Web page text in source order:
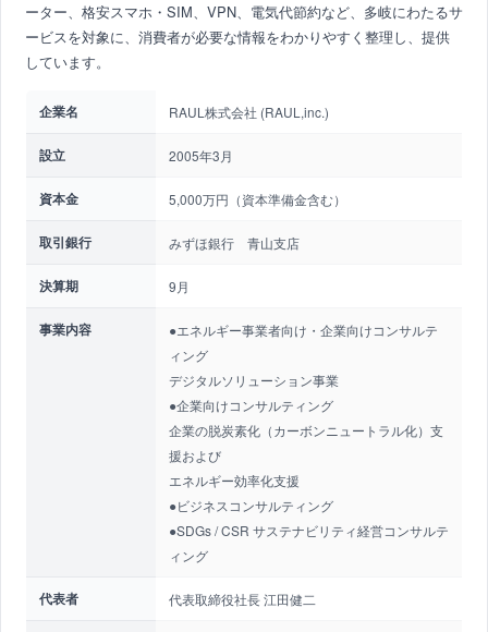
ーター、格安スマホ・SIM、VPN、電気代節約など、多岐にわたるサ
ービスを対象に、消費者が必要な情報をわかりやすく整理し、提供
しています。
企業名 RAUL株式会社 (RAUL,inc.)
設立 2005年3月
資本金 5,000万円（資本準備金含む）
取引銀行 みずほ銀行 青山支店
決算期 9月
事業内容
●エネルギー事業者向け・企業向けコンサルテ
ィング
デジタルソリューション事業
●企業向けコンサルティング
企業の脱炭素化（カーボンニュートラル化）支
援および
エネルギー効率化支援
●ビジネスコンサルティング
●SDGs / CSR サステナビリティ経営コンサルテ
ィング
代表者 代表取締役社長 江田健二